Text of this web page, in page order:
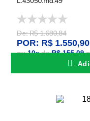
De: R$ 1.680,84
POR: R$ 1.550,90
ou10xdeR$ 155,09